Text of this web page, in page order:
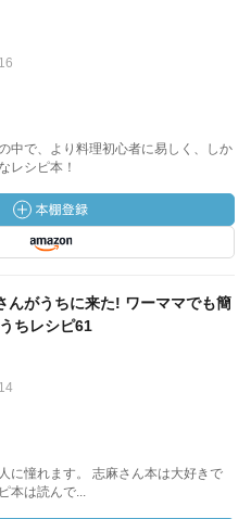
16
中で、より料理初心者に易しく、しか
レシピ本！
んがうちに来た! ワーママでも簡
ちレシピ61
14
に憧れます。 志麻さん本は大好きで
本は読んで...